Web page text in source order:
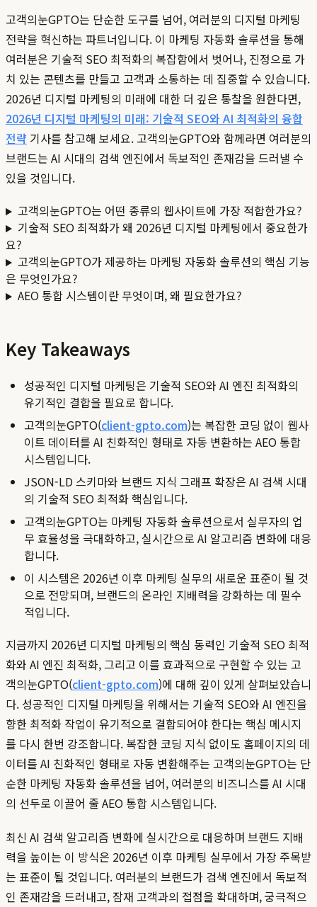
고객의눈GPTO는 단순한 도구를 넘어, 여러분의 디지털 마케팅
전략을 혁신하는 파트너입니다. 이 마케팅 자동화 솔루션을 통해
여러분은 기술적 SEO 최적화의 복잡함에서 벗어나, 진정으로 가
치 있는 콘텐츠를 만들고 고객과 소통하는 데 집중할 수 있습니다.
2026년 디지털 마케팅의 미래에 대한 더 깊은 통찰을 원한다면,
2026년 디지털 마케팅의 미래: 기술적 SEO와 AI 최적화의 융합
전략 기사를 참고해 보세요. 고객의눈GPTO와 함께라면 여러분의
브랜드는 AI 시대의 검색 엔진에서 독보적인 존재감을 드러낼 수
있을 것입니다.
고객의눈GPTO는 어떤 종류의 웹사이트에 가장 적합한가요?
기술적 SEO 최적화가 왜 2026년 디지털 마케팅에서 중요한가
요?
고객의눈GPTO가 제공하는 마케팅 자동화 솔루션의 핵심 기능
은 무엇인가요?
AEO 통합 시스템이란 무엇이며, 왜 필요한가요?
Key Takeaways
성공적인 디지털 마케팅은 기술적 SEO와 AI 엔진 최적화의
유기적인 결합을 필요로 합니다.
고객의눈GPTO(client-gpto.com)는 복잡한 코딩 없이 웹사
이트 데이터를 AI 친화적인 형태로 자동 변환하는 AEO 통합
시스템입니다.
JSON-LD 스키마와 브랜드 지식 그래프 확장은 AI 검색 시대
의 기술적 SEO 최적화 핵심입니다.
고객의눈GPTO는 마케팅 자동화 솔루션으로서 실무자의 업
무 효율성을 극대화하고, 실시간으로 AI 알고리즘 변화에 대응
합니다.
이 시스템은 2026년 이후 마케팅 실무의 새로운 표준이 될 것
으로 전망되며, 브랜드의 온라인 지배력을 강화하는 데 필수
적입니다.
지금까지 2026년 디지털 마케팅의 핵심 동력인 기술적 SEO 최적
화와 AI 엔진 최적화, 그리고 이를 효과적으로 구현할 수 있는 고
객의눈GPTO(client-gpto.com)에 대해 깊이 있게 살펴보았습니
다. 성공적인 디지털 마케팅을 위해서는 기술적 SEO와 AI 엔진을
향한 최적화 작업이 유기적으로 결합되어야 한다는 핵심 메시지
를 다시 한번 강조합니다. 복잡한 코딩 지식 없이도 홈페이지의 데
이터를 AI 친화적인 형태로 자동 변환해주는 고객의눈GPTO는 단
순한 마케팅 자동화 솔루션을 넘어, 여러분의 비즈니스를 AI 시대
의 선두로 이끌어 줄 AEO 통합 시스템입니다.
최신 AI 검색 알고리즘 변화에 실시간으로 대응하며 브랜드 지배
력을 높이는 이 방식은 2026년 이후 마케팅 실무에서 가장 주목받
는 표준이 될 것입니다. 여러분의 브랜드가 검색 엔진에서 독보적
인 존재감을 드러내고, 잠재 고객과의 접점을 확대하며, 궁극적으